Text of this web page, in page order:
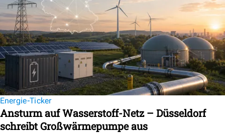
Energie-Ticker
Ansturm auf Wasserstoff-Netz – Düsseldorf
schreibt Großwärmepumpe aus